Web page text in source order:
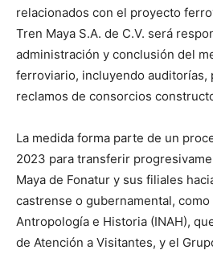
relacionados con el proyecto
Tren Maya S.A. de C.V. será
administración y conclusión del
ferroviario, incluyendo auditorías,
reclamos de consorcios
La medida forma parte de un
2023 para transferir
Maya de Fonatur y sus filiales
castrense o gubernamental,
Antropología e Historia (INAH),
de Atención a Visitantes, y el